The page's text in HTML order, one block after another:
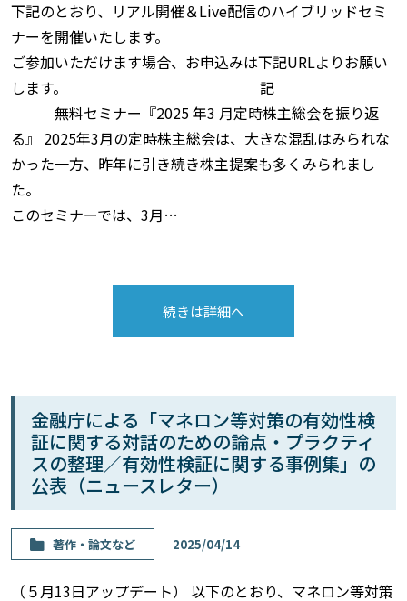
下記のとおり、リアル開催＆Live配信のハイブリッドセミ
ナーを開催いたします。
ご参加いただけます場合、お申込みは下記URLよりお願い
します。 記
無料セミナー『2025 年3 月定時株主総会を振り返
る』 2025年3月の定時株主総会は、大きな混乱はみられな
かった一方、昨年に引き続き株主提案も多くみられまし
た。
このセミナーでは、3月…
続きは詳細へ
金融庁による「マネロン等対策の有効性検
証に関する対話のための論点・プラクティ
スの整理／有効性検証に関する事例集」の
公表（ニュースレター）
著作・論⽂など 2025/04/14
（５月13日アップデート） 以下のとおり、マネロン等対策